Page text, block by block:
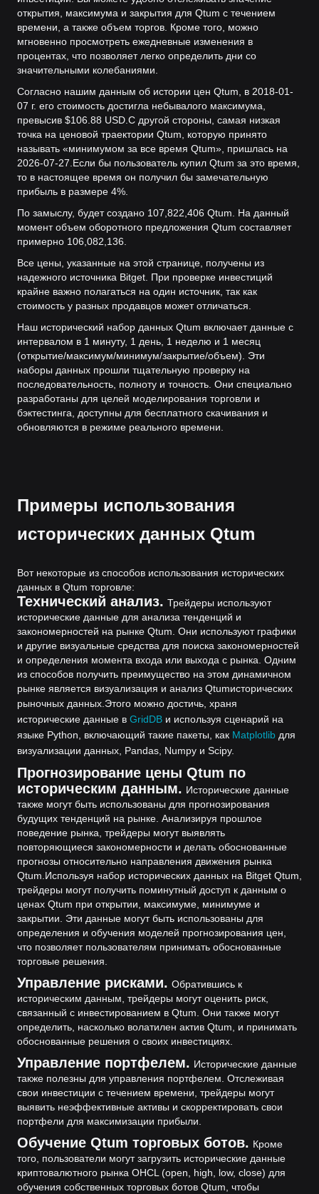
открытия, максимума и закрытия для Qtum с течением
времени, а также объем торгов. Кроме того, можно
мгновенно просмотреть ежедневные изменения в
процентах, что позволяет легко определить дни со
значительными колебаниями.
Согласно нашим данным об истории цен Qtum, в 2018-01-
07 г. его стоимость достигла небывалого максимума,
превысив $106.88 USD.С другой стороны, самая низкая
точка на ценовой траектории Qtum, которую принято
называть «минимумом за все время Qtum», пришлась на
2026-07-27.Если бы пользователь купил Qtum за это время,
то в настоящее время он получил бы замечательную
прибыль в размере 4%.
По замыслу, будет создано 107,822,406 Qtum. На данный
момент объем оборотного предложения Qtum составляет
примерно 106,082,136.
Все цены, указанные на этой странице, получены из
надежного источника Bitget. При проверке инвестиций
крайне важно полагаться на один источник, так как
стоимость у разных продавцов может отличаться.
Наш исторический набор данных Qtum включает данные с
интервалом в 1 минуту, 1 день, 1 неделю и 1 месяц
(открытие/максимум/минимум/закрытие/объем). Эти
наборы данных прошли тщательную проверку на
последовательность, полноту и точность. Они специально
разработаны для целей моделирования торговли и
бэктестинга, доступны для бесплатного скачивания и
обновляются в режиме реального времени.
Примеры использования
исторических данных Qtum
Вот некоторые из способов использования исторических
данных в Qtum торговле:
Технический анализ. Трейдеры используют
исторические данные для анализа тенденций и
закономерностей на рынке Qtum. Они используют графики
и другие визуальные средства для поиска закономерностей
и определения момента входа или выхода с рынка. Одним
из способов получить преимущество на этом динамичном
рынке является визуализация и анализ Qtumисторических
рыночных данных.Этого можно достичь, храня
исторические данные в GridDB и используя сценарий на
языке Python, включающий такие пакеты, как Matplotlib для
визуализации данных, Pandas, Numpy и Scipy.
Прогнозирование цены Qtum по
историческим данным. Исторические данные
также могут быть использованы для прогнозирования
будущих тенденций на рынке. Анализируя прошлое
поведение рынка, трейдеры могут выявлять
повторяющиеся закономерности и делать обоснованные
прогнозы относительно направления движения рынка
Qtum.Используя набор исторических данных на Bitget Qtum,
трейдеры могут получить поминутный доступ к данным о
ценах Qtum при открытии, максимуме, минимуме и
закрытии. Эти данные могут быть использованы для
определения и обучения моделей прогнозирования цен,
что позволяет пользователям принимать обоснованные
торговые решения.
Управление рисками. Обратившись к
историческим данным, трейдеры могут оценить риск,
связанный с инвестированием в Qtum. Они также могут
определить, насколько волатилен актив Qtum, и принимать
обоснованные решения о своих инвестициях.
Управление портфелем. Исторические данные
также полезны для управления портфелем. Отслеживая
свои инвестиции с течением времени, трейдеры могут
выявить неэффективные активы и скорректировать свои
портфели для максимизации прибыли.
Обучение Qtum торговых ботов. Кроме
того, пользователи могут загрузить исторические данные
криптовалютного рынка OHCL (open, high, low, close) для
обучения собственных торговых ботов Qtum, чтобы